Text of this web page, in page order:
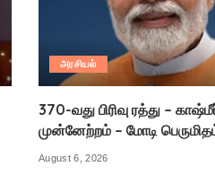
அரசியல்
370-வது பிரிவு ரத்து –
முன்னேற்றம் – மோடி
August 6, 2026